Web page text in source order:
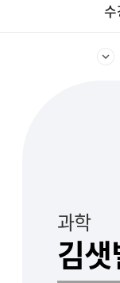
수
과학
김